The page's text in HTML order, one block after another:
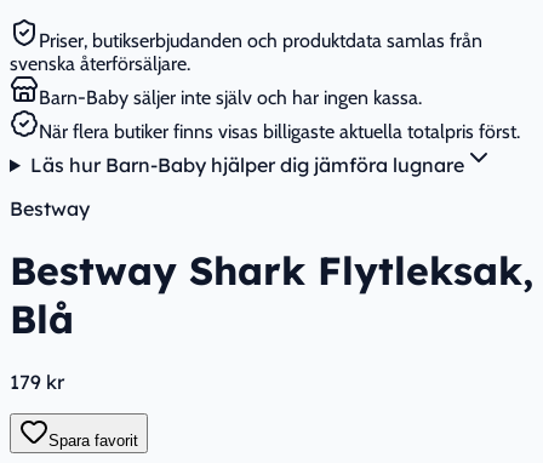
Priser, butikserbjudanden och produktdata samlas från
svenska återförsäljare.
Barn-Baby säljer inte själv och har ingen kassa.
När flera butiker finns visas billigaste aktuella totalpris först.
Läs hur Barn-Baby hjälper dig jämföra lugnare
Bestway
Bestway Shark Flytleksak,
Blå
179 kr
Spara favorit